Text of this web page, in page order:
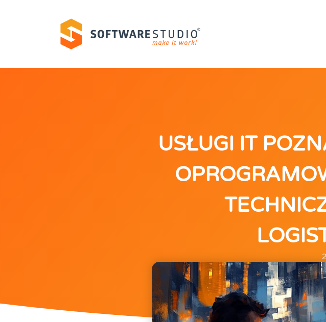
USŁUGI IT